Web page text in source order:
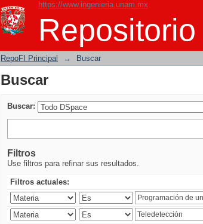
https://www.ingenieria.unam.mx
Buscar
RepoFI Principal → Buscar
Buscar
Buscar:
Filtros
Use filtros para refinar sus resultados.
Filtros actuales: